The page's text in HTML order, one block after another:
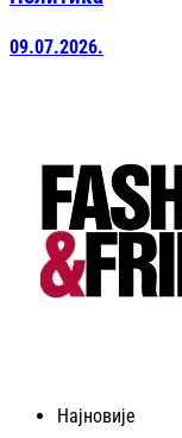
09.07.2026.
Најновије